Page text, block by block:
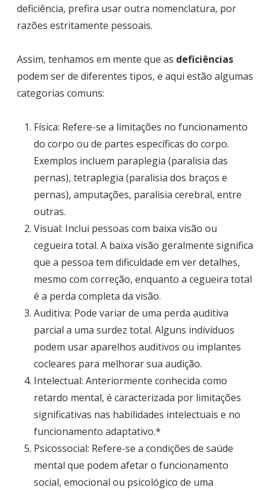
deficiência, prefira usar outra nomenclatura, por
razões estritamente pessoais.
Assim, tenhamos em mente que as deficiências
podem ser de diferentes tipos, e aqui estão algumas
categorias comuns:
Física: Refere-se a limitações no funcionamento
do corpo ou de partes específicas do corpo.
Exemplos incluem paraplegia (paralisia das
pernas), tetraplegia (paralisia dos braços e
pernas), amputações, paralisia cerebral, entre
outras.
Visual: Inclui pessoas com baixa visão ou
cegueira total. A baixa visão geralmente significa
que a pessoa tem dificuldade em ver detalhes,
mesmo com correção, enquanto a cegueira total
é a perda completa da visão.
Auditiva: Pode variar de uma perda auditiva
parcial a uma surdez total. Alguns indivíduos
podem usar aparelhos auditivos ou implantes
cocleares para melhorar sua audição.
Intelectual: Anteriormente conhecida como
retardo mental, é caracterizada por limitações
significativas nas habilidades intelectuais e no
funcionamento adaptativo.*
Psicossocial: Refere-se a condições de saúde
mental que podem afetar o funcionamento
social, emocional ou psicológico de uma